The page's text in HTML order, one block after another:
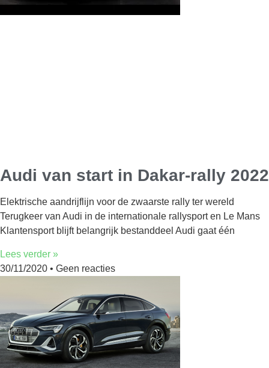
Audi van start in Dakar-rally 2022
Elektrische aandrijflijn voor de zwaarste rally ter wereld
Terugkeer van Audi in de internationale rallysport en Le Mans
Klantensport blijft belangrijk bestanddeel Audi gaat één
Lees verder »
30/11/2020
Geen reacties